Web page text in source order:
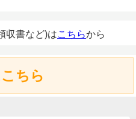
収書など)はこちらから
ちら